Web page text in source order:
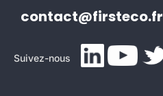
contact@firsteco.fr
Suivez-nous